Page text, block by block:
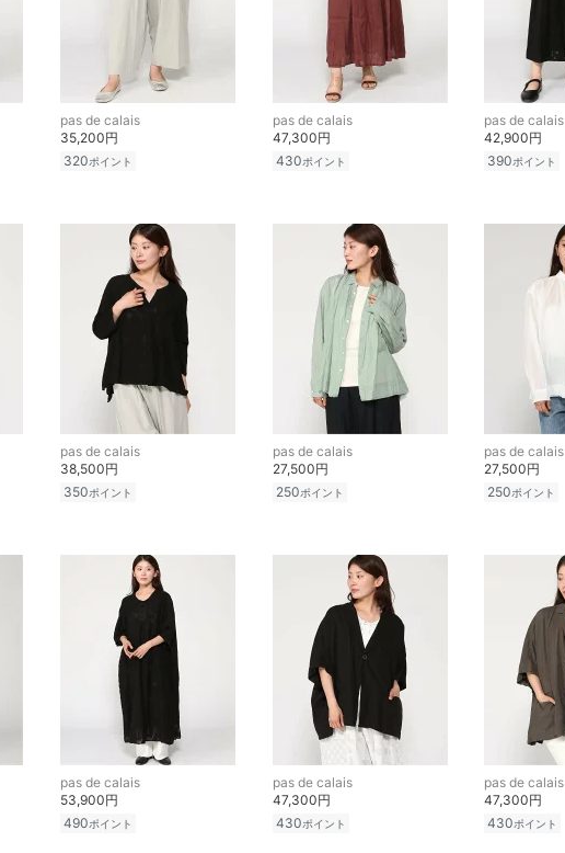
pas de calais
35,200円
320ポイント
pas de calais
47,300円
430ポイント
pas de calais
42,900円
390ポイント
pas de calais
38,500円
350ポイント
pas de calais
27,500円
250ポイント
pas de calais
27,500円
250ポイント
pas de calais
53,900円
490ポイント
pas de calais
47,300円
430ポイント
pas de calais
47,300円
430ポイント